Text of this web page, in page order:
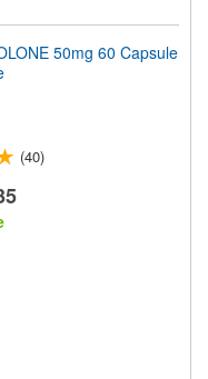
50mg 60 Capsule
(40)